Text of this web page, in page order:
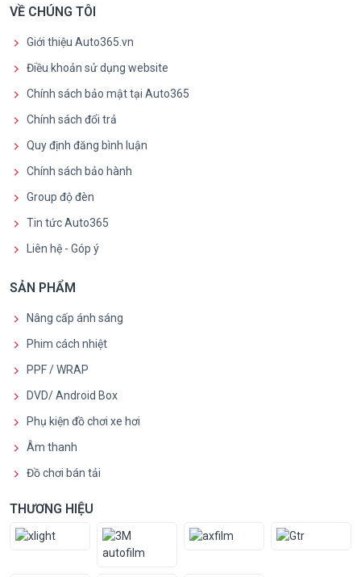
VỀ CHÚNG TÔI
Giới thiệu Auto365.vn
Điều khoản sử dụng website
Chính sách bảo mật tại Auto365
Chính sách đổi trả
Quy định đăng bình luận
Chính sách bảo hành
Group độ đèn
Tin tức Auto365
Liên hệ - Góp ý
SẢN PHẨM
Nâng cấp ánh sáng
Phim cách nhiệt
PPF / WRAP
DVD/ Android Box
Phụ kiện đồ chơi xe hơi
Âm thanh
Đồ chơi bán tải
THƯƠNG HIỆU